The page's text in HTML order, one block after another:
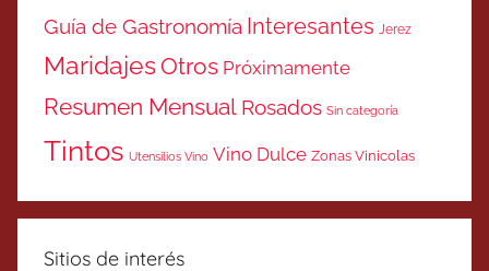
Guía de Gastronomía Interesantes Jerez
MaridajesOtros Próximamente
Resumen Mensual Rosados Sin categoría
Tintos Utensilios Vino Vino Dulce Zonas Vinicolas
Sitios de interés